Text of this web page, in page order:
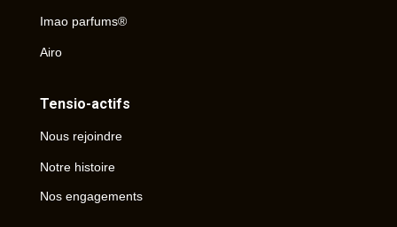
Imao parfums®
Airo
Tensio-actifs
Nous rejoindre
Notre histoire
Nos engagements